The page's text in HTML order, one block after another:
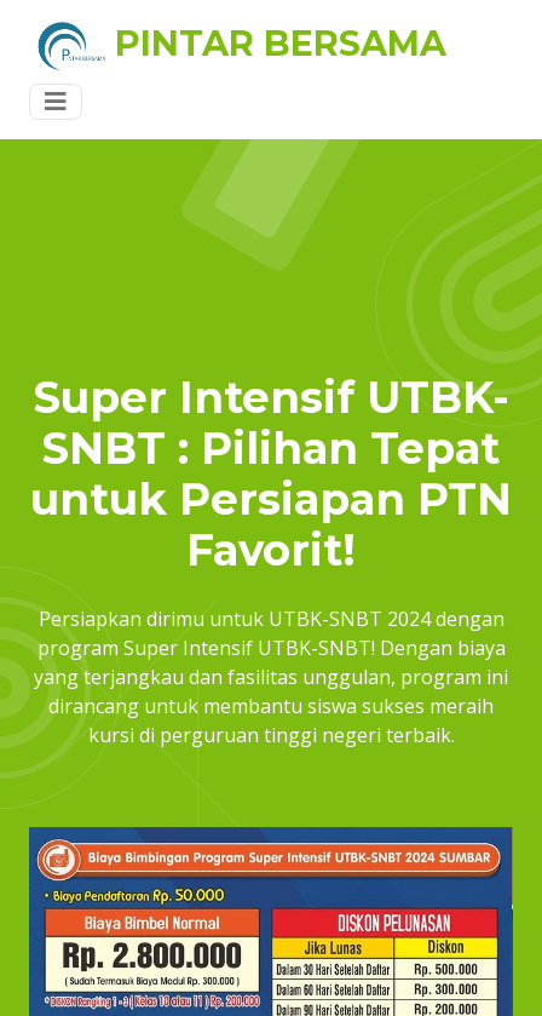
PINTAR BERSAMA
Super Intensif UTBK-
SNBT : Pilihan Tepat
untuk Persiapan PTN
Favorit!
Persiapkan dirimu untuk UTBK-SNBT 2024 dengan
program Super Intensif UTBK-SNBT! Dengan biaya
yang terjangkau dan fasilitas unggulan, program ini
dirancang untuk membantu siswa sukses meraih
kursi di perguruan tinggi negeri terbaik.